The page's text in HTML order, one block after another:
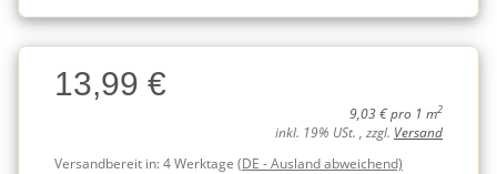
Charge
Charge13,99 €
9,03 € pro 1 m2
inkl. 19% USt. , zzgl. Versand
Versandbereit in:4 Werktage (DE - Ausland abweichend)